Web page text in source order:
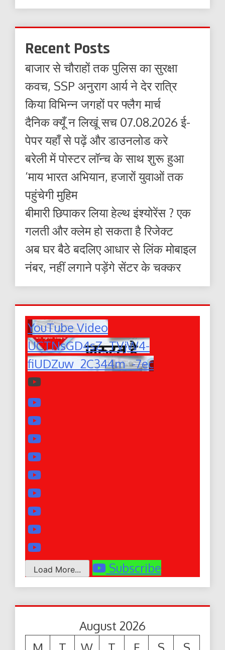
Recent Posts
बाजार से चौराहों तक पुलिस का सुरक्षा
कवच, SSP अनुराग आर्य ने देर रात्रि
किया विभिन्न जगहों पर फ्लैग मार्च
दैनिक क्यूँ न लिखूं सच 07.08.2026 ई-
पेपर यहाँ से पढ़ें और डाउनलोड करे
बरेली में पोस्टर लॉन्च के साथ शुरू हुआ
‘माय भारत अभियान, हजारों युवाओं तक
पहुंचेगी मुहिम
बीमारी छिपाकर लिया हेल्थ इंश्योरेंस ? एक
गलती और क्लेम हो सकता है रिजेक्ट
अब घर बैठे बदलिए आधार से लिंक मोबाइल
नंबर, नहीं लगाने पड़ेंगे सेंटर के चक्कर
YouTube Video
UCTNsGD4sZ_TVjW4-
fiUDZuw_2C344m_-7ec
Load More... Subscribe
August 2026